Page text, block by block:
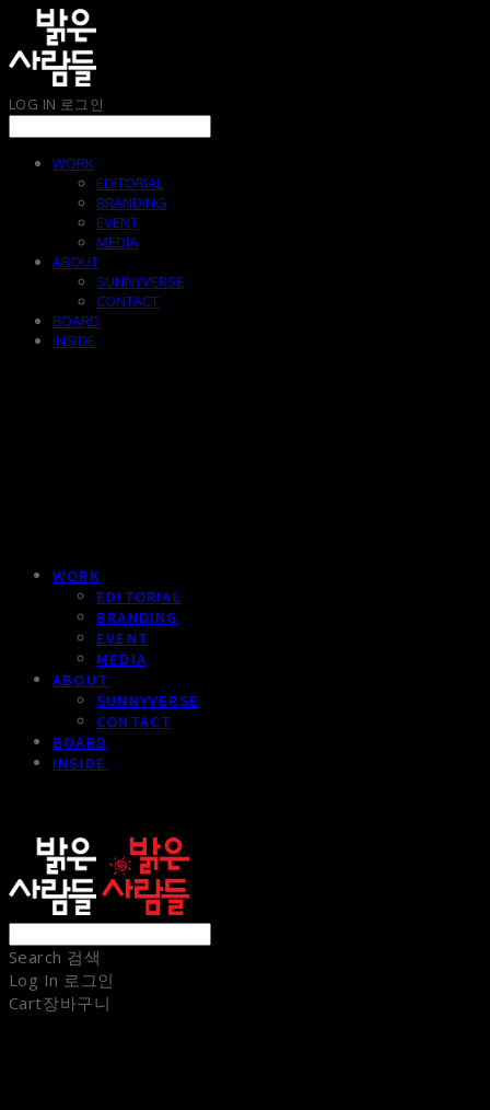
LOG IN 로그인
WORK
EDITORIAL
BRANDING
EVENT
MEDIA
ABOUT
SUNNYVERSE
CONTACT
BOARD
INSIDE
WORK
EDITORIAL
BRANDING
EVENT
MEDIA
ABOUT
SUNNYVERSE
CONTACT
BOARD
INSIDE
Search 검색
Log In 로그인
Cart장바구니